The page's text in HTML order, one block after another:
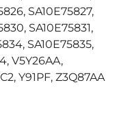
SA10E75827,
SA10E75831,
SA10E75835,
V5Y26AA,
Y91PF, Z3Q87AA